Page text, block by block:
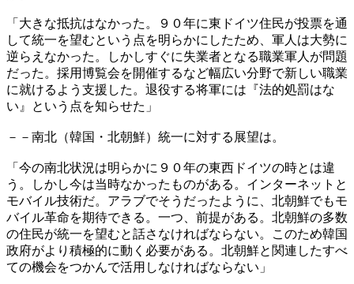
「大きな抵抗はなかった。９０年に東ドイツ住民が投票を通
して統一を望むという点を明らかにしたため、軍人は大勢に
逆らえなかった。しかしすぐに失業者となる職業軍人が問題
だった。採用博覧会を開催するなど幅広い分野で新しい職業
に就けるよう支援した。退役する将軍には『法的処罰はな
い』という点を知らせた」
－－南北（韓国・北朝鮮）統一に対する展望は。
「今の南北状況は明らかに９０年の東西ドイツの時とは違
う。しかし今は当時なかったものがある。インターネットと
モバイル技術だ。アラブでそうだったように、北朝鮮でもモ
バイル革命を期待できる。一つ、前提がある。北朝鮮の多数
の住民が統一を望むと話さなければならない。このため韓国
政府がより積極的に動く必要がある。北朝鮮と関連したすべ
ての機会をつかんで活用しなければならない」